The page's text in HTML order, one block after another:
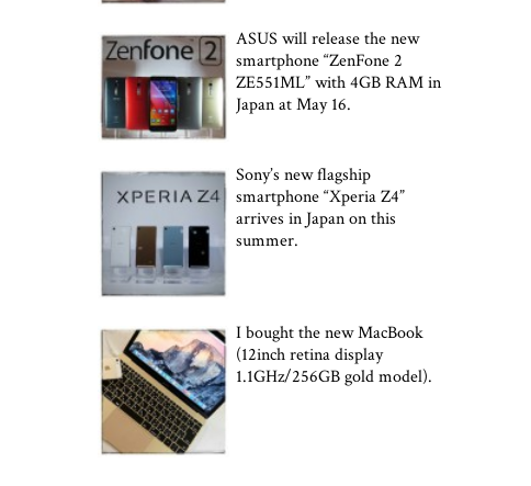
ASUS will release the new
smartphone “ZenFone 2
ZE551ML” with 4GB RAM in
Japan at May 16.
Sony’s new flagship
smartphone “Xperia Z4”
arrives in Japan on this
summer.
I bought the new MacBook
(12inch retina display
1.1GHz/256GB gold model).